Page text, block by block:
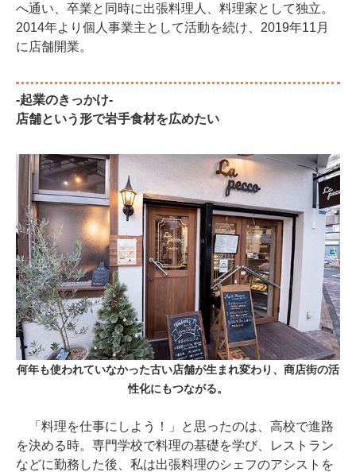
へ通い、卒業と同時に出張料理人、料理家として独立。
2014年より個人事業主として活動を続け、2019年11月
に店舗開業。
-起業のきっかけ-
店舗という形で岩手食材を広めたい
何年も使われていなかった古い店舗が生まれ変わり、商店街の活
性化にもつながる。
「料理を仕事にしよう！」と思ったのは、高校で進路
を決める時。専門学校で料理の基礎を学び、レストラン
などに勤務した後、私は出張料理のシェフのアシストを